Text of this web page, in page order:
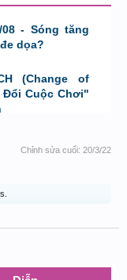
- Sóng tăng
dọa?
(Change of
Đổi Cuộc Chơi"
Chỉnh sửa cuối: 20/3/22